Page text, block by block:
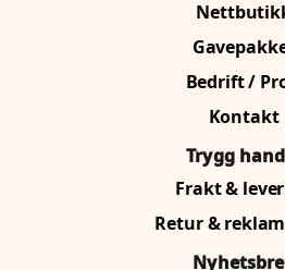
Bedrift /
Kontakt
Trygg
Frakt &
Retur &